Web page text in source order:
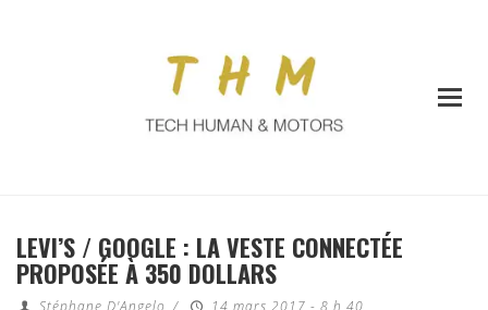
LEVI’S / GOOGLE : LA VESTE CONNECTÉE
PROPOSÉE À 350 DOLLARS